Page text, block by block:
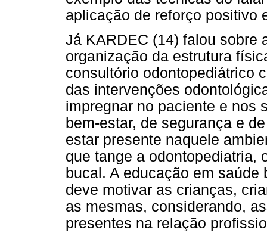
aplicação de reforço positivo
Já KARDEC (14) falou sobre
organização da estrutura
consultório odontopediátrico
das intervenções
impregnar no paciente e nos
bem-estar, de segurança e
estar presente naquele
que tange a odontopediatria,
bucal. A educação em
deve motivar as crianças,
as mesmas, considerando,
presentes na relação